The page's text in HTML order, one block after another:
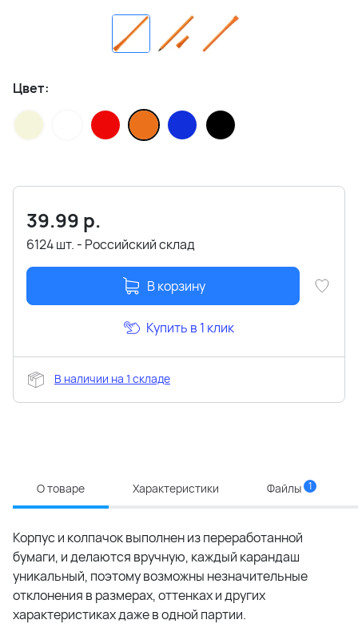
Цвет:
39.99 р.
6124 шт. - Российский склад
В корзину
Купить в 1 клик
В наличии на 1 складе
О товаре Характеристики Файлы 1
Корпус и колпачок выполнен из переработанной
бумаги, и делаются вручную, каждый карандаш
уникальный, поэтому возможны незначительные
отклонения в размерах, оттенках и других
характеристиках даже в одной партии.